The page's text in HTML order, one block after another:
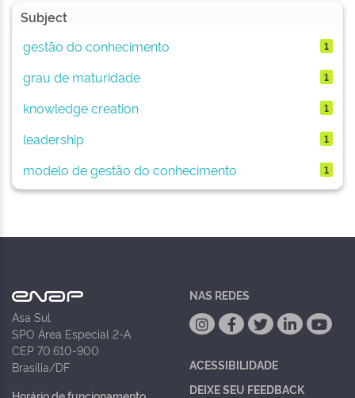
Subject
gestão do conhecimento
1
grau de maturidade 1
knowledge creation 1
leadership 1
modelo de gestão do conhecimento 1
Asa Sul
SPO Área Especial 2-A
CEP 70.610-900
Brasília/DF
NAS REDES
ACESSIBILIDADE
DEIXE SEU FEEDBACK